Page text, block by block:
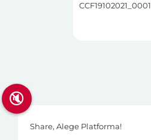
CCF19102021_0001
Share, Alege Platforma!
🔇